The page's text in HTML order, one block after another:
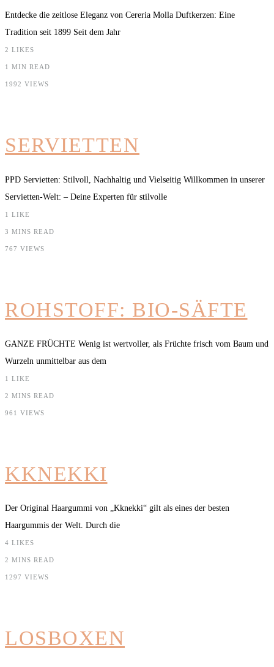
Entdecke die zeitlose Eleganz von Cereria Molla Duftkerzen: Eine
Tradition seit 1899 Seit dem Jahr
2 LIKES
1 MIN READ
1992 VIEWS
SERVIETTEN
PPD Servietten: Stilvoll, Nachhaltig und Vielseitig Willkommen in unserer
Servietten-Welt: – Deine Experten für stilvolle
1 LIKE
3 MINS READ
767 VIEWS
ROHSTOFF: BIO-SÄFTE
GANZE FRÜCHTE Wenig ist wertvoller, als Früchte frisch vom Baum und
Wurzeln unmittelbar aus dem
1 LIKE
2 MINS READ
961 VIEWS
KKNEKKI
Der Original Haargummi von „Kknekki“ gilt als eines der besten
Haargummis der Welt. Durch die
4 LIKES
2 MINS READ
1297 VIEWS
LOSBOXEN